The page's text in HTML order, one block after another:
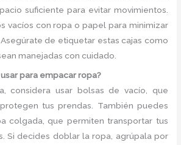
suficiente para evitar movimientos.
vacíos con ropa o papel para minimizar
de etiquetar estas cajas como
manejadas con cuidado.
para empacar ropa?
considera usar bolsas de vacío, que
tus prendas. También puedes
colgada, que permiten transportar tus
Si decides doblar la ropa, agrúpala por